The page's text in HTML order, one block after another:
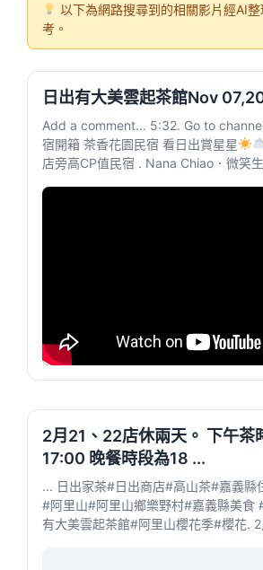
以下為網路搜尋到的相關影片經AI
考。
日出有大美雲起茶館Nov
Add a comment... 5:32. Go to
宿開箱 茶香花園民宿 看日出賞星星
店旁高CP值民宿 . Nana Chiao．微笑
2月21、22店休兩天。 下午
17:00 晚餐時段為18 ...
... 日出家茶#日出商店#高山茶#嘉義縣
#阿里山#阿里山鄉樂野村#嘉義縣美食
有大美雲起茶館#阿里山櫻花季#櫻花.